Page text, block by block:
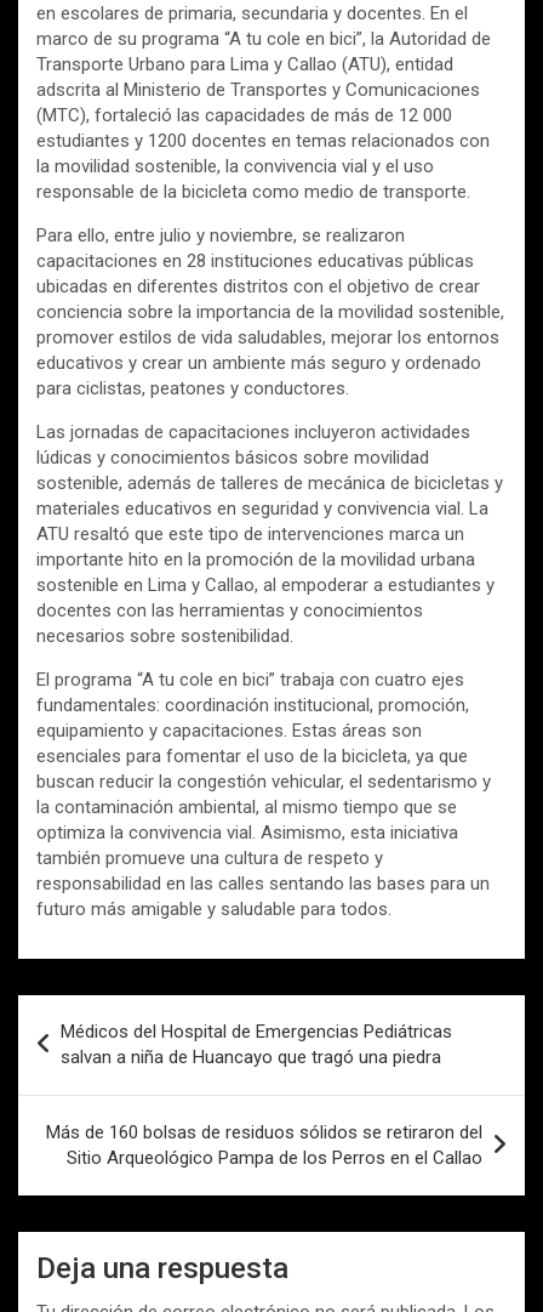
en escolares de primaria, secundaria y docentes. En el
marco de su programa “A tu cole en bici”, la Autoridad de
Transporte Urbano para Lima y Callao (ATU), entidad
adscrita al Ministerio de Transportes y Comunicaciones
(MTC), fortaleció las capacidades de más de 12 000
estudiantes y 1200 docentes en temas relacionados con
la movilidad sostenible, la convivencia vial y el uso
responsable de la bicicleta como medio de transporte.
Para ello, entre julio y noviembre, se realizaron
capacitaciones en 28 instituciones educativas públicas
ubicadas en diferentes distritos con el objetivo de crear
conciencia sobre la importancia de la movilidad sostenible,
promover estilos de vida saludables, mejorar los entornos
educativos y crear un ambiente más seguro y ordenado
para ciclistas, peatones y conductores.
Las jornadas de capacitaciones incluyeron actividades
lúdicas y conocimientos básicos sobre movilidad
sostenible, además de talleres de mecánica de bicicletas y
materiales educativos en seguridad y convivencia vial. La
ATU resaltó que este tipo de intervenciones marca un
importante hito en la promoción de la movilidad urbana
sostenible en Lima y Callao, al empoderar a estudiantes y
docentes con las herramientas y conocimientos
necesarios sobre sostenibilidad.
El programa “A tu cole en bici” trabaja con cuatro ejes
fundamentales: coordinación institucional, promoción,
equipamiento y capacitaciones. Estas áreas son
esenciales para fomentar el uso de la bicicleta, ya que
buscan reducir la congestión vehicular, el sedentarismo y
la contaminación ambiental, al mismo tiempo que se
optimiza la convivencia vial. Asimismo, esta iniciativa
también promueve una cultura de respeto y
responsabilidad en las calles sentando las bases para un
futuro más amigable y saludable para todos.
de
entradas
Médicos del Hospital de Emergencias Pediátricas
salvan a niña de Huancayo que tragó una piedra
Más de 160 bolsas de residuos sólidos se retiraron del
Sitio Arqueológico Pampa de los Perros en el Callao
Deja una respuesta